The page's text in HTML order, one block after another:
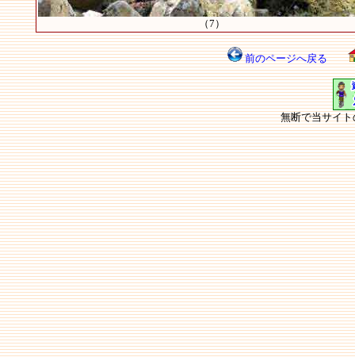
（7）
前のページへ戻る
無断で当サイ